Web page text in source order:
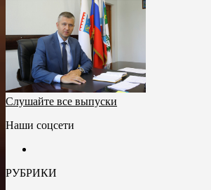
Слушайте все выпуски
Наши соцсети
РУБРИКИ